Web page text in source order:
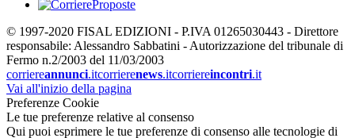
© 1997-2020 FISAL EDIZIONI - P.IVA 01265030443 - Direttore
responsabile: Alessandro Sabbatini - Autorizzazione del tribunale di
Fermo n.2/2003 del 11/03/2003
corriereannunci.itcorrierenews.itcorriereincontri.it
Vai all'inizio della pagina
Preferenze Cookie
Le tue preferenze relative al consenso
Qui puoi esprimere le tue preferenze di consenso alle tecnologie di